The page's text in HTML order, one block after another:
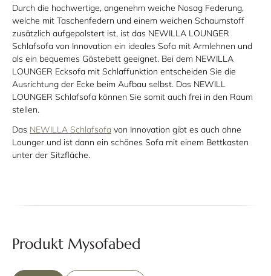
Durch die hochwertige, angenehm weiche Nosag Federung,
welche mit Taschenfedern und einem weichen Schaumstoff
zusätzlich aufgepolstert ist, ist das NEWILLA LOUNGER
Schlafsofa von Innovation ein ideales Sofa mit Armlehnen und
als ein bequemes Gästebett geeignet. Bei dem NEWILLA
LOUNGER Ecksofa mit Schlaffunktion entscheiden Sie die
Ausrichtung der Ecke beim Aufbau selbst. Das NEWILL
LOUNGER Schlafsofa können Sie somit auch frei in den Raum
stellen.
Das NEWILLA Schlafsofa von Innovation gibt es auch ohne
Lounger und ist dann ein schönes Sofa mit einem Bettkasten
unter der Sitzfläche.
Produkt Mysofabed